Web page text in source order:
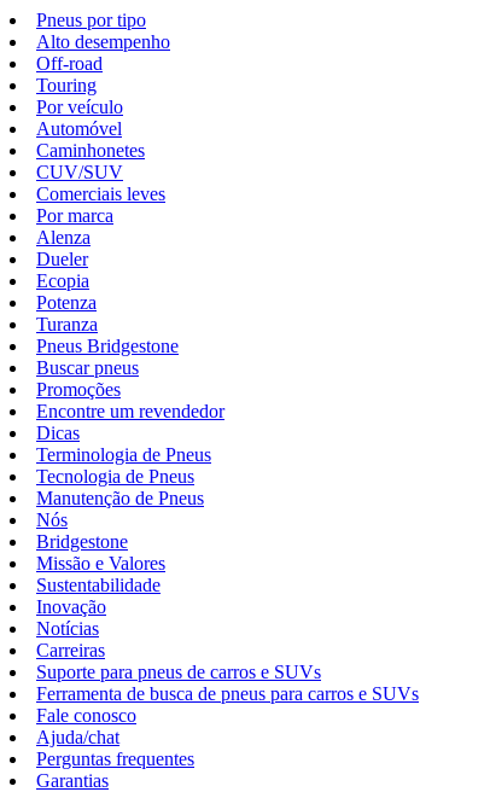
Pneus por tipo
Alto desempenho
Off-road
Touring
Por veículo
Automóvel
Caminhonetes
CUV/SUV
Comerciais leves
Por marca
Alenza
Dueler
Ecopia
Potenza
Turanza
Pneus Bridgestone
Buscar pneus
Promoções
Encontre um revendedor
Dicas
Terminologia de Pneus
Tecnologia de Pneus
Manutenção de Pneus
Nós
Bridgestone
Missão e Valores
Sustentabilidade
Inovação
Notícias
Carreiras
Suporte para pneus de carros e SUVs
Ferramenta de busca de pneus para carros e SUVs
Fale conosco
Ajuda/chat
Perguntas frequentes
Garantias